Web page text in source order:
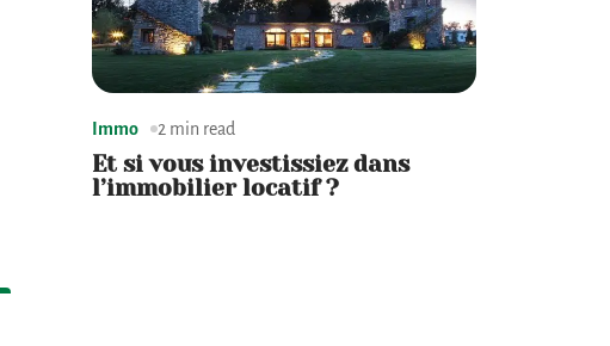
Immo 2 min read
Et si vous investissiez dans
l’immobilier locatif ?